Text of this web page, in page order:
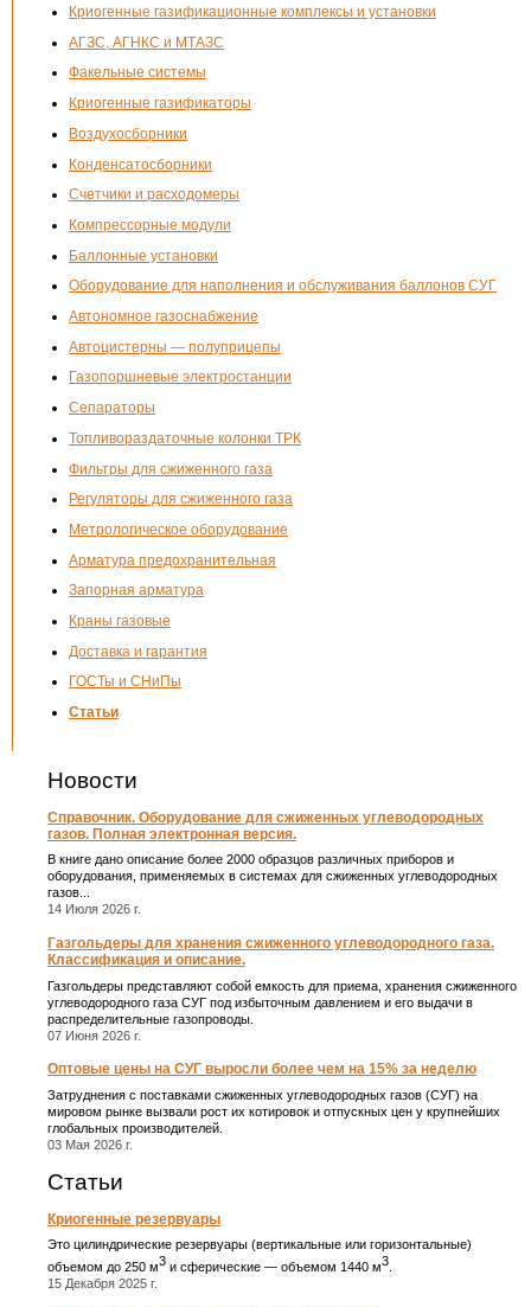
Криогенные газификационные комплексы и установки
АГЗС, АГНКС и МТАЗС
Факельные системы
Криогенные газификаторы
Воздухосборники
Конденсатосборники
Счетчики и расходомеры
Компрессорные модули
Баллонные установки
Оборудование для наполнения и обслуживания баллонов СУГ
Автономное газоснабжение
Автоцистерны — полуприцепы
Газопоршневые электростанции
Сепараторы
Топливораздаточные колонки ТРК
Фильтры для сжиженного газа
Регуляторы для сжиженного газа
Метрологическое оборудование
Арматура предохранительная
Запорная арматура
Краны газовые
Доставка и гарантия
ГОСТы и СНиПы
Статьи
Новости
Справочник. Оборудование для сжиженных углеводородных
газов. Полная электронная версия.
В книге дано описание более 2000 образцов различных приборов и
оборудования, применяемых в системах для сжиженных углеводородных
газов...
14 Июля 2026 г.
Газгольдеры для хранения сжиженного углеводородного газа.
Классификация и описание.
Газгольдеры представляют собой емкость для приема, хранения сжиженного
углеводородного газа СУГ под избыточным давлением и его выдачи в
распределительные газопроводы.
07 Июня 2026 г.
Оптовые цены на СУГ выросли более чем на 15% за неделю
Затруднения с поставками сжиженных углеводородных газов (СУГ) на
мировом рынке вызвали рост их котировок и отпускных цен у крупнейших
глобальных производителей.
03 Мая 2026 г.
Статьи
Криогенные резервуары
Это цилиндрические резервуары (вертикальные или горизонтальные)
объемом до 250 м3 и сферические ― объемом 1440 м3
15 Декабря 2025 г.